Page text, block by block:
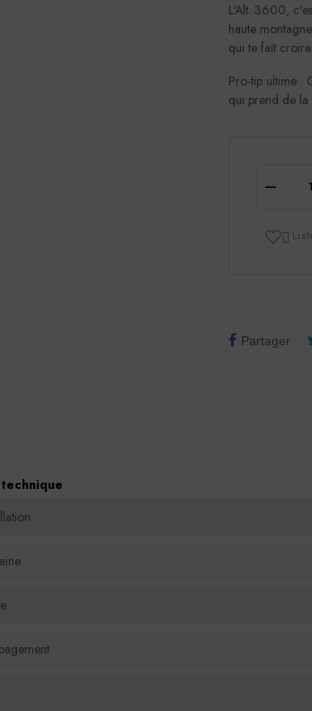
L'Alt. 3600,
haute
qui te fait
Pro-tip ultime :
qui prend de la

Partager